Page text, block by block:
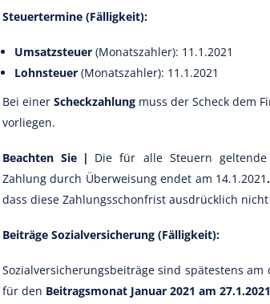
Steuertermine (Fälligkeit):
Umsatzsteuer (Monatszahler): 11.1.2021
Lohnsteuer (Monatszahler): 11.1.2021
Bei einer Scheckzahlung muss der Scheck dem
vorliegen.
Beachten Sie | Die für alle Steuern
Zahlung durch Überweisung endet am 14.1.2021.
dass diese Zahlungsschonfrist ausdrücklich
Beiträge Sozialversicherung (Fälligkeit):
Sozialversicherungsbeiträge sind spätestens
für den Beitragsmonat Januar 2021 am